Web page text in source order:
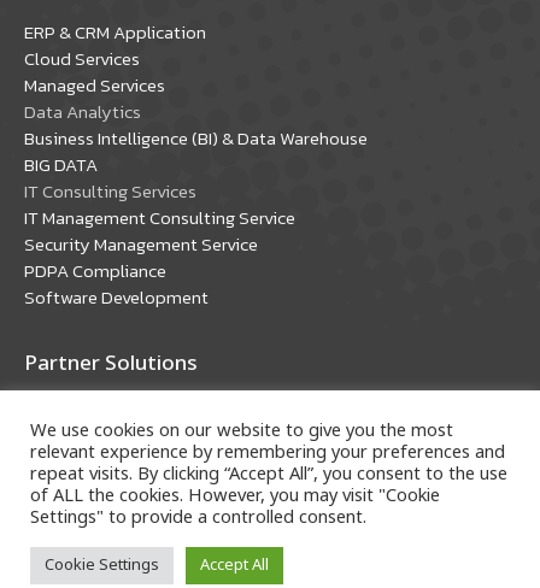
new
window
new
window
ERP & CRM Application
Cloud Services
Managed Services
Data Analytics
Business Intelligence (BI) & Data Warehouse
BIG DATA
IT Consulting Services
IT Management Consulting Service
Security Management Service
PDPA Compliance
Software Development
Partner Solutions
Oracle Solutions
Microsoft Solutions
Copyright © 2018 A-HOST Company Limited. All rights
We use cookies on our website to give you the most
relevant experience by remembering your preferences and
repeat visits. By clicking “Accept All”, you consent to the use
of ALL the cookies. However, you may visit "Cookie
Settings" to provide a controlled consent.
Cookie Settings Accept All